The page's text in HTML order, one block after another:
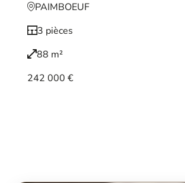
PAIMBOEUF
3 pièces
88 m²
242 000 €